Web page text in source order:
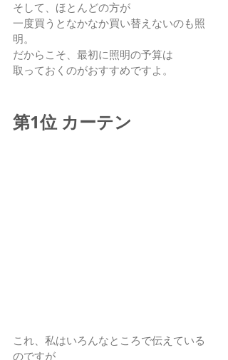
そして、ほとんどの方が
一度買うとなかなか買い替えないのも照
明。
だからこそ、最初に照明の予算は
取っておくのがおすすめですよ。
第1位 カーテン
これ、私はいろんなところで伝えている
のですが